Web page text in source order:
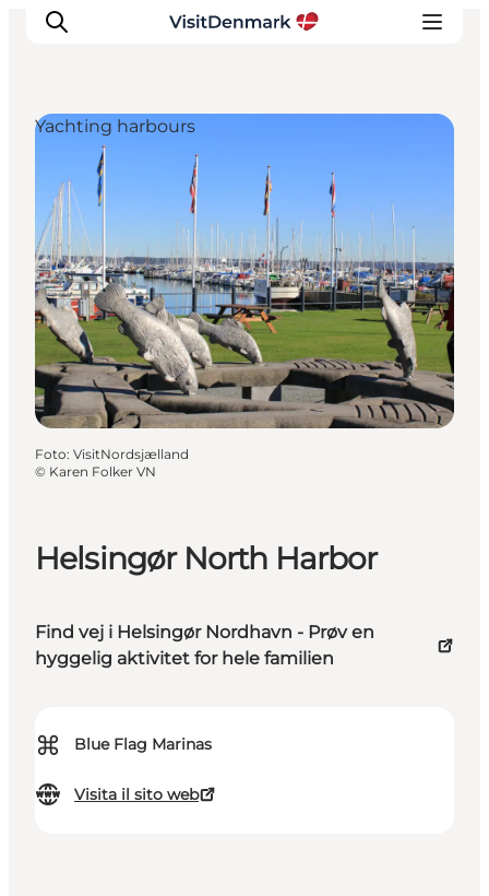
Ispirazioni
Dove andare
Cosa fare
Dove dormire
Pianifica il viaggio
Helsingør North Harbor
Find vej i Helsingør Nordhavn - Prøv en
hyggelig aktivitet for hele familien
⌘ Blue Flag Marinas
Visita il sito web
Yachting harbours
Foto: VisitNordsjælland
© Karen Folker VN